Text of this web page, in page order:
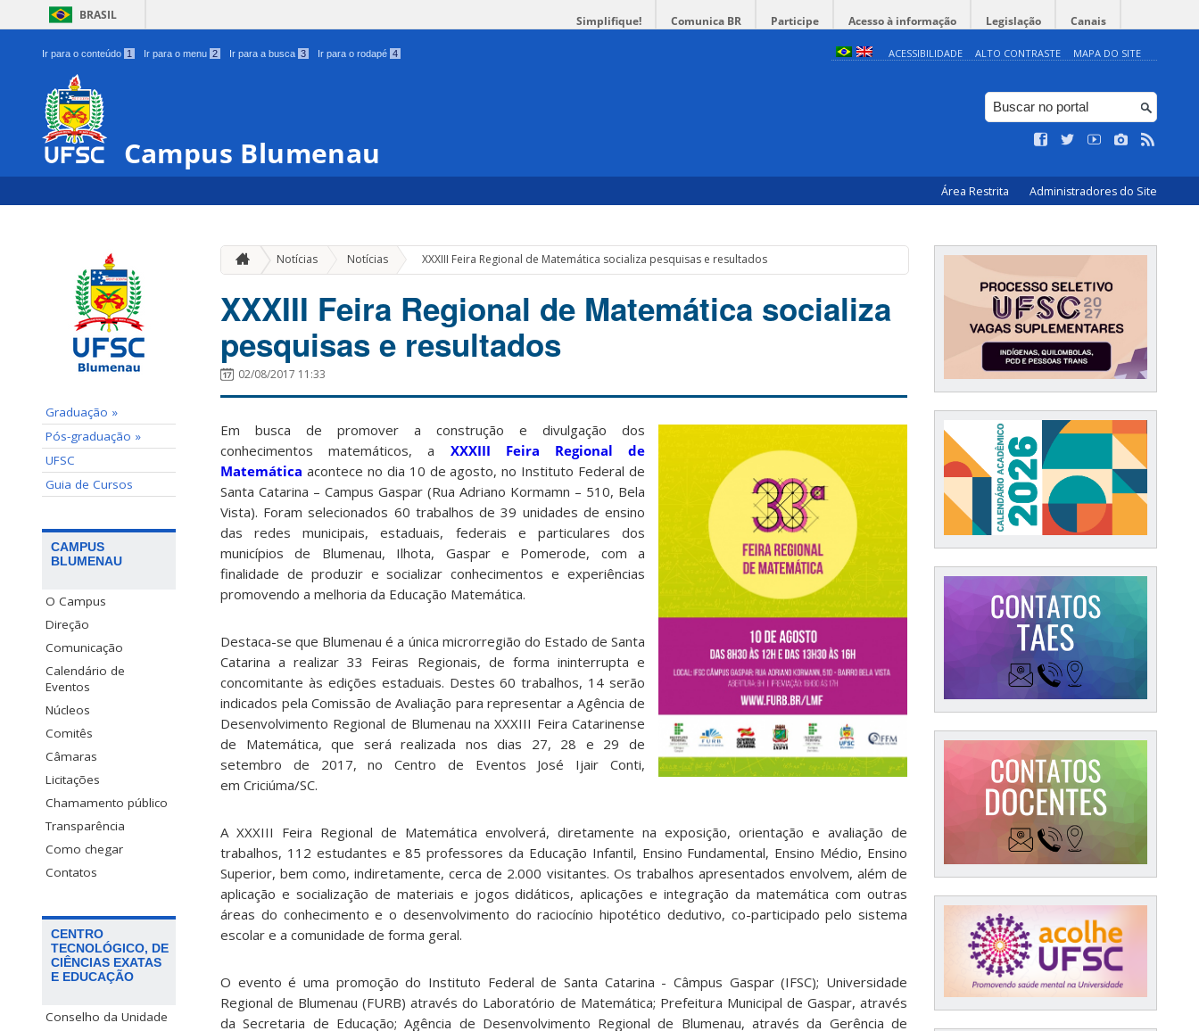
BRASIL Simplifique! Comunica BR Participe Acesso à informação Legislação Canais
Ir para o conteúdo 1 Ir para o menu 2 Ir para a busca 3 Ir para o rodapé 4 ACESSIBILIDADE ALTO CONTRASTE MAPA DO SITE
Campus Blumenau
Área Restrita Administradores do Site
Graduação »
Pós-graduação »
UFSC
Guia de Cursos
CAMPUS
BLUMENAU
O Campus
Direção
Comunicação
Calendário de
Eventos
Núcleos
Comitês
Câmaras
Licitações
Chamamento público
Transparência
Como chegar
Contatos
CENTRO
TECNOLÓGICO, DE
CIÊNCIAS EXATAS
E EDUCAÇÃO
Conselho da Unidade
Notícias Notícias » XXXIII Feira Regional de Matemática socializa pesquisas e resultados
XXXIII Feira Regional de Matemática socializa
pesquisas e resultados
02/08/2017 11:33
Em busca de promover a construção e divulgação dos
conhecimentos matemáticos, a XXXIII Feira Regional de
Matemática acontece no dia 10 de agosto, no Instituto Federal de
Santa Catarina – Campus Gaspar (Rua Adriano Kormamn – 510, Bela
Vista). Foram selecionados 60 trabalhos de 39 unidades de ensino
das redes municipais, estaduais, federais e particulares dos
municípios de Blumenau, Ilhota, Gaspar e Pomerode, com a
finalidade de produzir e socializar conhecimentos e experiências
promovendo a melhoria da Educação Matemática.
Destaca-se que Blumenau é a única microrregião do Estado de Santa
Catarina a realizar 33 Feiras Regionais, de forma ininterrupta e
concomitante às edições estaduais. Destes 60 trabalhos, 14 serão
indicados pela Comissão de Avaliação para representar a Agência de
Desenvolvimento Regional de Blumenau na XXXIII Feira Catarinense
de Matemática, que será realizada nos dias 27, 28 e 29 de
setembro de 2017, no Centro de Eventos José Ijair Conti,
em Criciúma/SC.
A XXXIII Feira Regional de Matemática envolverá, diretamente na exposição, orientação e avaliação de
trabalhos, 112 estudantes e 85 professores da Educação Infantil, Ensino Fundamental, Ensino Médio, Ensino
Superior, bem como, indiretamente, cerca de 2.000 visitantes. Os trabalhos apresentados envolvem, além de
aplicação e socialização de materiais e jogos didáticos, aplicações e integração da matemática com outras
áreas do conhecimento e o desenvolvimento do raciocínio hipotético dedutivo, co-participado pelo sistema
escolar e a comunidade de forma geral.
O evento é uma promoção do Instituto Federal de Santa Catarina - Câmpus Gaspar (IFSC); Universidade
Regional de Blumenau (FURB) através do Laboratório de Matemática; Prefeitura Municipal de Gaspar, através
da Secretaria de Educação; Agência de Desenvolvimento Regional de Blumenau, através da Gerência de